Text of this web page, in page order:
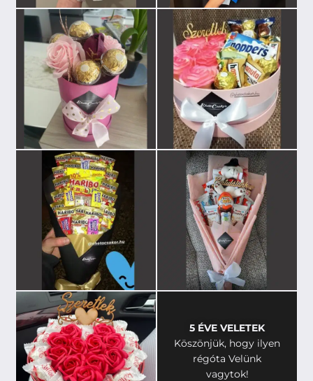
5 ÉVE VELETEK
Köszönjük, hogy ilyen
régóta Velünk
vagytok!